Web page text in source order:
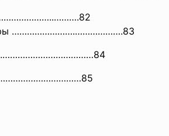
.……….82
…………………….……………….83
………………………84
………………85